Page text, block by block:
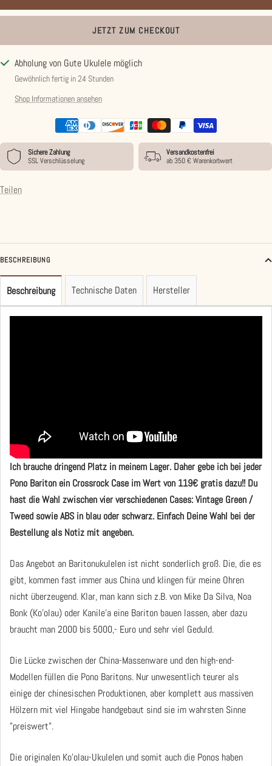
JETZT ZUM CHECKOUT
Abholung von Gute Ukulele möglich
Gewöhnlich fertig in 24 Stunden
Shop Informationen ansehen
Sichere Zahlung
SSL Verschlüsselung
Versandkostenfrei
ab 350 € Warenkorbwert
Teilen
BESCHREIBUNG
Beschreibung Technische Daten Hersteller
Ich brauche dringend Platz in meinem Lager. Daher gebe ich bei jeder
Pono Bariton ein Crossrock Case im Wert von 119€ gratis dazu!! Du
hast die Wahl zwischen vier verschiedenen Cases: Vintage Green /
Tweed sowie ABS in blau oder schwarz. Einfach Deine Wahl bei der
Bestellung als Notiz mit angeben.
Das Angebot an Baritonukulelen ist nicht sonderlich groß. Die, die es
gibt, kommen fast immer aus China und klingen für meine Ohren
nicht überzeugend. Klar, man kann sich z.B. von Mike Da Silva, Noa
Bonk (Ko'olau) oder Kanile'a eine Bariton bauen lassen, aber dazu
braucht man 2000 bis 5000,- Euro und sehr viel Geduld.
Die Lücke zwischen der China-Massenware und den high-end-
Modellen füllen die Pono Baritons. Nur unwesentlich teurer als
einige der chinesischen Produktionen, aber komplett aus massiven
Hölzern mit viel Hingabe handgebaut sind sie im wahrsten Sinne
"preiswert".
Die originalen Ko'olau-Ukulelen und somit auch die Ponos haben